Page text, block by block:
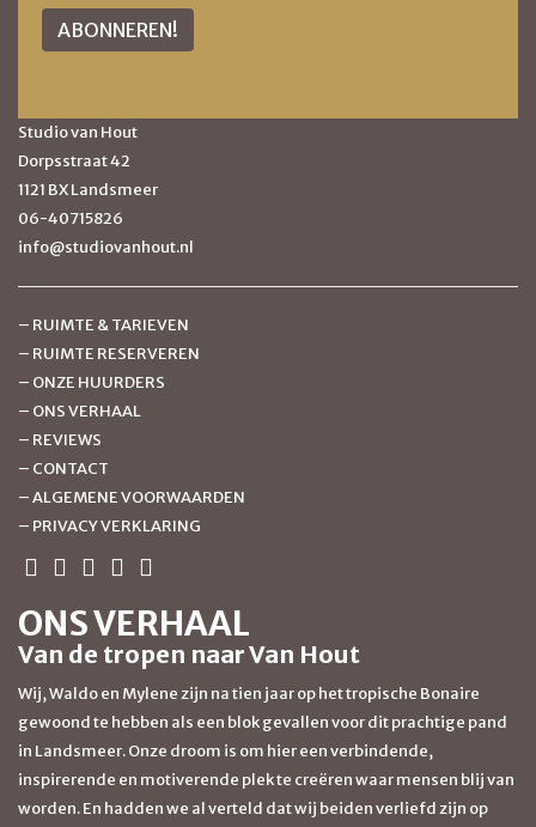
Studio van Hout
Dorpsstraat 42
1121 BX Landsmeer
06-40715826
info@studiovanhout.nl
– RUIMTE & TARIEVEN
– RUIMTE RESERVEREN
– ONZE HUURDERS
– ONS VERHAAL
– REVIEWS
– CONTACT
–ALGEMENE VOORWAARDEN
– PRIVACY VERKLARING
ONS VERHAAL
Van de tropen naar Van Hout
Wij, Waldo en Mylene zijn na tien jaar op het tropische Bonaire
gewoond te hebben als een blok gevallen voor dit prachtige pand
in Landsmeer. Onze droom is om hier een verbindende,
inspirerende en motiverende plek te creëren waar mensen blij van
worden. En hadden we al verteld dat wij beiden verliefd zijn op